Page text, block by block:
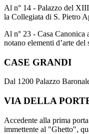
Al n° 14 - Palazzo del
la Collegiata di S. Pietro
Al n° 23 - Casa Canonica
notano elementi d’arte
CASE GRANDI
Dal 1200 Palazzo
VIA DELLA
Accedente alla prima
immettente al "Ghetto",